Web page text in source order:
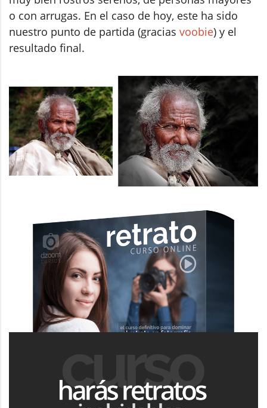
o con arrugas. En el caso de hoy, este ha sido
nuestro punto de partida (gracias voobie) y el
resultado final.